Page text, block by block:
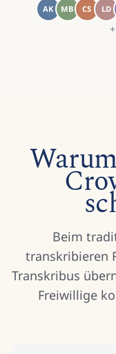
AK MB CS LD
+
Beim
transkribieren
Transkribus
Freiwillige